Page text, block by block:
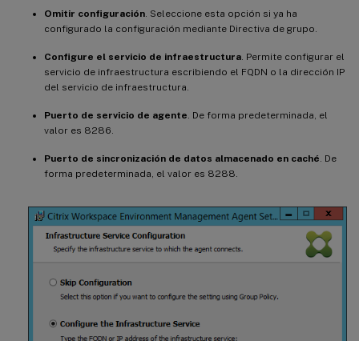
Omitir configuración . Seleccione esta opción si ya ha
configurado la configuración mediante Directiva de grupo.
Configure el servicio de infraestructura . Permite configurar el
servicio de infraestructura escribiendo el FQDN o la dirección IP
del servicio de infraestructura.
Puerto de servicio de agente . De forma predeterminada, el
valor es 8286.
Puerto de sincronización de datos almacenado en caché . De
forma predeterminada, el valor es 8288.